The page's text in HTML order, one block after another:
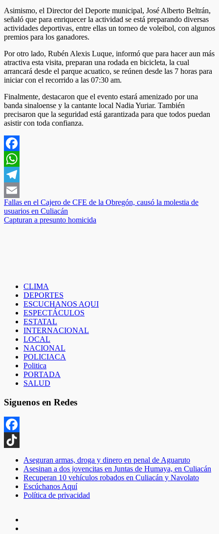
Asimismo, el Director del Deporte municipal, José Alberto Beltrán,
señaló que para enriquecer la actividad se está preparando diversas
actividades deportivas, entre ellas un torneo de voleibol, con algunos
premios para los ganadores.
Por otro lado, Rubén Alexis Luque, informó que para hacer aun más
atractiva esta visita, preparan una rodada en bicicleta, la cual
arrancará desde el parque acuatico, se reúnen desde las 7 horas para
iniciar con el recorrido a las 07:30 am.
Finalmente, destacaron que el evento estará amenizado por una
banda sinaloense y la cantante local Nadia Yuriar. También
precisaron que la seguridad está garantizada para que todos puedan
asistir con toda confianza.
Facebook
WhatsApp
Telegram
Email
Navegación
de
Fallas en el Cajero de CFE de la Obregón, causó la molestia de
usuarios en Culiacán
Capturan a presunto homicida
CLIMA
DEPORTES
ESCUCHANOS AQUI
ESPECTÁCULOS
ESTATAL
INTERNACIONAL
LOCAL
NACIONAL
POLICIACA
Politica
PORTADA
SALUD
Siguenos en Redes
Facebook
TikTok
Aseguran armas, droga y dinero en penal de Aguaruto
Asesinan a dos jovencitas en Juntas de Humaya, en Culiacán
Recuperan 10 vehículos robados en Culiacán y Navolato
Escúchanos Aquí
Política de privacidad